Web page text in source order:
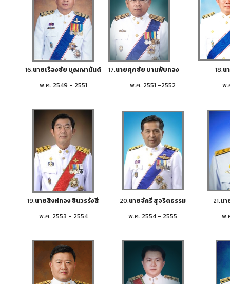
16.นายเรืองชัย บุญญานันต์ 17.นายศุภชัย บานพับทอง 18.น
พ.ศ. 2549 - 2551
พ.ศ. 2551 -2552 พ.
19.นายสิงห์ทอง ชินวรรังสี 20.นายจักรี สุจริตธรรม 21.นา
พ.ศ. 2553 - 2554
พ.ศ. 2554 - 2555 พ.